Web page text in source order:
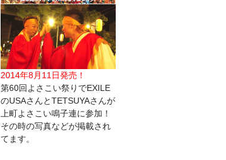
2014年8月11日発売！
第60回よさこい祭りでEXILE
のUSAさんとTETSUYAさんが
上町よさこい鳴子連に参加！
その時の写真などが掲載され
てます。